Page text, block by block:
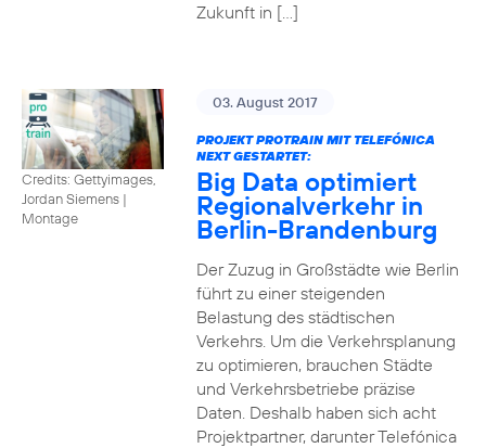
Zukunft in […]
Credits: Gettyimages,
Jordan Siemens |
Montage
03. August 2017
PROJEKT PROTRAIN MIT TELEFÓNICA
NEXT GESTARTET:
Big Data optimiert
Regionalverkehr in
Berlin-Brandenburg
Der Zuzug in Großstädte wie Berlin
führt zu einer steigenden
Belastung des städtischen
Verkehrs. Um die Verkehrsplanung
zu optimieren, brauchen Städte
und Verkehrsbetriebe präzise
Daten. Deshalb haben sich acht
Projektpartner, darunter Telefónica